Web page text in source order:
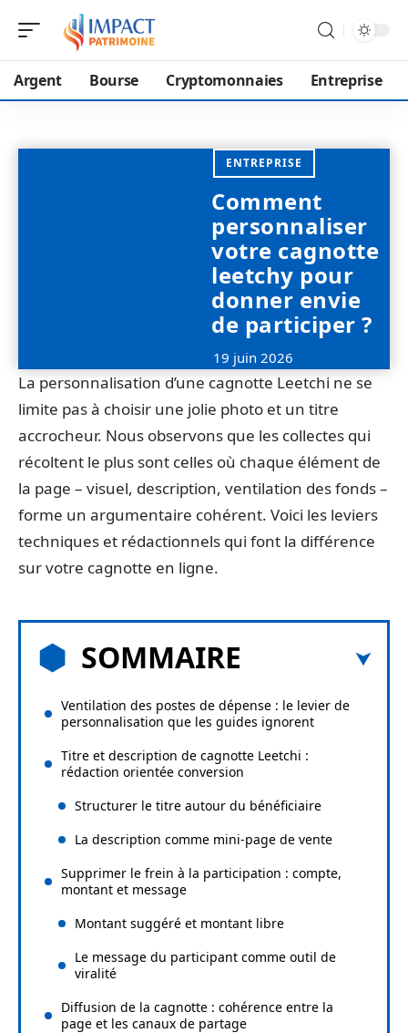
Argent Bourse Cryptomonnaies Entreprise
ENTREPRISE
Comment
personnaliser
votre cagnotte
leetchy pour
donner envie
de participer ?
19 juin 2026
La personnalisation d’une cagnotte Leetchi ne se
limite pas à choisir une jolie photo et un titre
accrocheur. Nous observons que les collectes qui
récoltent le plus sont celles où chaque élément de
la page – visuel, description, ventilation des fonds –
forme un argumentaire cohérent. Voici les leviers
techniques et rédactionnels qui font la différence
sur votre cagnotte en ligne.
SOMMAIRE
Ventilation des postes de dépense : le levier de
personnalisation que les guides ignorent
Titre et description de cagnotte Leetchi :
rédaction orientée conversion
Structurer le titre autour du bénéficiaire
La description comme mini-page de vente
Supprimer le frein à la participation : compte,
montant et message
Montant suggéré et montant libre
Le message du participant comme outil de
viralité
Diffusion de la cagnotte : cohérence entre la
page et les canaux de partage